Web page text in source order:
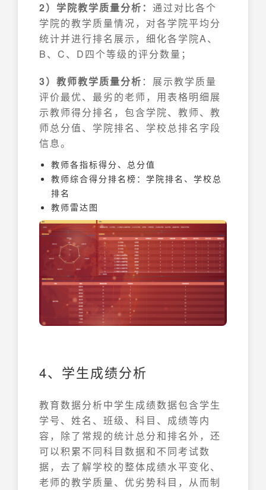
2）学院教学质量分析： 通过对比各个
学院的教学质量情况，对各学院平均分
统计并进行排名展示，细化各学院A、
B、C、D四个等级的评分数量；
3）教师教学质量分析 ：展示教学质量
评价最优、最劣的老师，用表格明细展
示教师得分排名，包含学院、教师、教
师总分值、学院排名、学校总排名字段
信息。
教师各指标得分、总分值
教师综合得分排名榜：学院排名、学校总
排名
教师雷达图
4、学生成绩分析
教育数据分析中学生成绩数据包含学生
学号、姓名、班级、科目、成绩等内
容，除了常规的统计总分和排名外，还
可以积累不同科目数据和不同考试数
据，去了解学校的整体成绩水平变化、
老师的教学质量、优劣势科目，从而制